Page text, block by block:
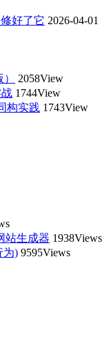
好了它 2026-04-01
2058View
战 1744View
构实践 1743View
站生成器 1938Views
为) 9595Views